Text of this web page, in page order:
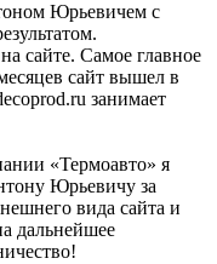
Юрьевичем с
сайте. Самое главное
сайт вышел в
занимает
«Термоавто» я
Юрьевичу за
вида сайта и
дальнейшее